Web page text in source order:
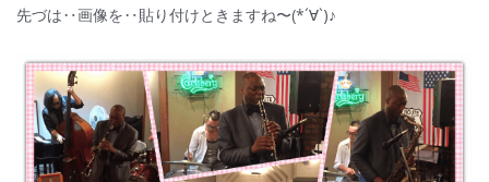
先づは‥画像を‥貼り付けときますね〜(*´∀`)♪